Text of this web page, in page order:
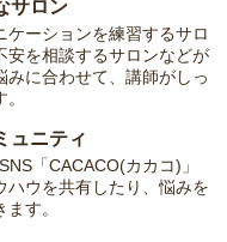
サロン
ケーションを練習するサロ
安を相談するサロンなどが
みに合わせて、講師がしっ
ュニティ
「CACACO(カカコ)」
ハウを共有したり、悩みを
す。